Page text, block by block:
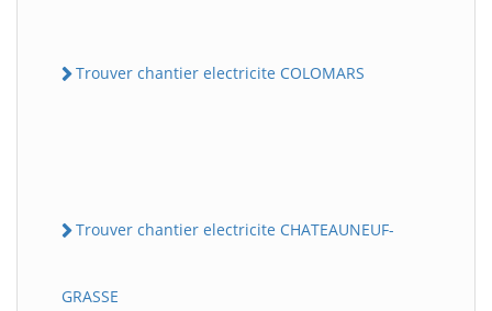
Trouver chantier electricite COLOMARS
Trouver chantier electricite CHATEAUNEUF-
GRASSE